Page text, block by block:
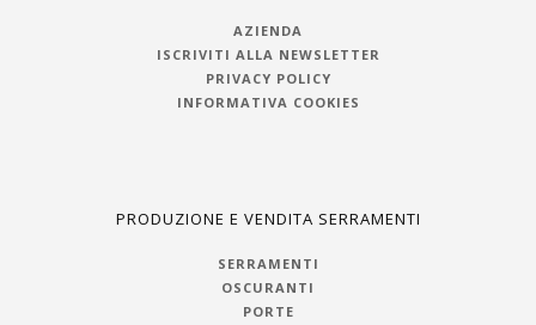
AZIENDA
ISCRIVITI ALLA NEWSLETTER
PRIVACY POLICY
INFORMATIVA COOKIES
PRODUZIONE E VENDITA SERRAMENTI
SERRAMENTI
OSCURANTI
PORTE